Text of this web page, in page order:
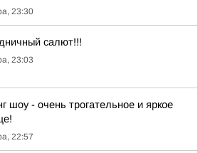
23:30
салют!!!
23:03
шоу - очень трогательное и яркое
22:57